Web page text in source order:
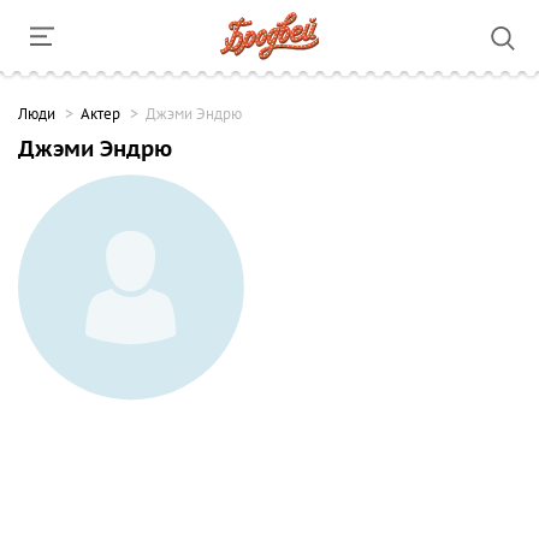
Люди Актер Джэми Эндрю
Джэми Эндрю